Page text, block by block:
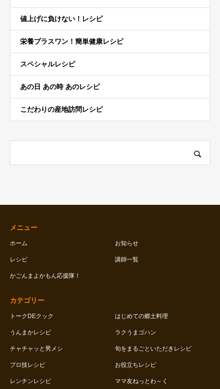
値上げに負けない！レシピ
栄養プラスワン！簡単健康レシピ
スペシャルレシピ
あの日 あの時 あのレシピ
こだわりの産地訪問レシピ
メニュー
ホーム お知らせ
レシピ 講師一覧
かごんまよかもん応援隊！
カテゴリー
トークDEクック はじめての郷土料理
うんまかレシピ ラクうまゴハン
チャチャッと男メシ 旬をまるごといただきレシピ
プロ技レシピ お役立ちレシピ
レンチンレシピ ママ友ねっとわ～く